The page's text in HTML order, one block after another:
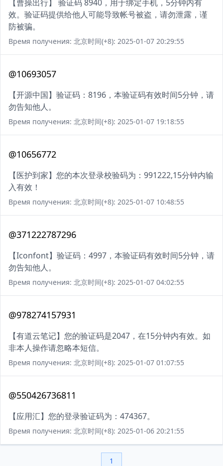
【曹操出行】 验证码 8940，用于绑定手机，5分钟内有
效。验证码提供给他人可能导致帐号被盗，请勿泄露，谨
防被骗。
Время получения: 北京时间(+8): 2025-01-07 20:29:55
@10693057
【开源中国】验证码：8196，本验证码有效时间5分钟，请
勿告知他人。
Время получения: 北京时间(+8): 2025-01-07 19:18:55
@10656772
【医护到家】您的本次登录校验码为：991222,15分钟内输
入有效！
Время получения: 北京时间(+8): 2025-01-07 10:48:55
@371222787296
【Iconfont】验证码：4997，本验证码有效时间5分钟，请
勿告知他人。
Время получения: 北京时间(+8): 2025-01-07 04:02:55
@978274157931
【有道云笔记】您的验证码是2047，在15分钟内有效。如
非本人操作请忽略本短信。
Время получения: 北京时间(+8): 2025-01-07 01:07:55
@550426736811
【应用汇】您的登录验证码为：474367。
Время получения: 北京时间(+8): 2025-01-06 20:21:55
1